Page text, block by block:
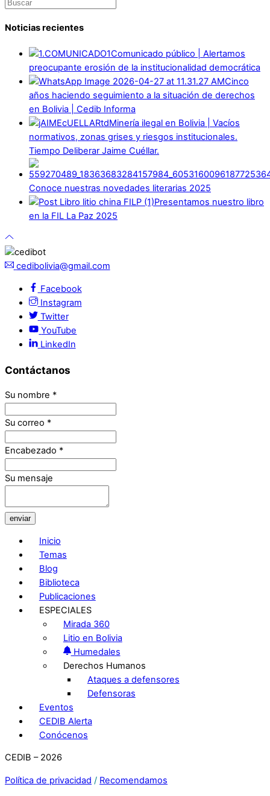
Noticias recientes
Comunicado público | Alertamos
preocupante erosión de la institucionalidad democrática
Cinco
años haciendo seguimiento a la situación de derechos
en Bolivia | Cedib Informa
Minería ilegal en Bolivia | Vacíos
normativos, zonas grises y riesgos institucionales.
Tiempo Deliberar Jaime Cuéllar.
Conoce nuestras novedades literarias 2025
Presentamos nuestro libro
en la FIL La Paz 2025
cedibolivia@gmail.com
Facebook
Instagram
Twitter
YouTube
LinkedIn
Contáctanos
Su nombre *
Su correo *
Encabezado *
Su mensaje
enviar
Inicio
Temas
Blog
Biblioteca
Publicaciones
ESPECIALES
Mirada 360
Litio en Bolivia
Humedales
Derechos Humanos
Ataques a defensores
Defensoras
Eventos
CEDIB Alerta
Conócenos
CEDIB – 2026
Política de privacidad / Recomendamos